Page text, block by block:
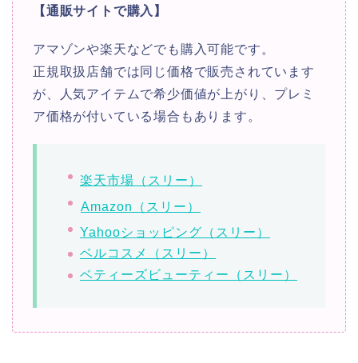
【通販サイトで購入】
アマゾンや楽天などでも購入可能です。
正規取扱店舗では同じ価格で販売されています
が、人気アイテムで希少価値が上がり、プレミ
ア価格が付いている場合もあります。
楽天市場（スリー）
Amazon（スリー）
Yahooショッピング（スリー）
ベルコスメ（スリー）
ベティーズビューティー（スリー）